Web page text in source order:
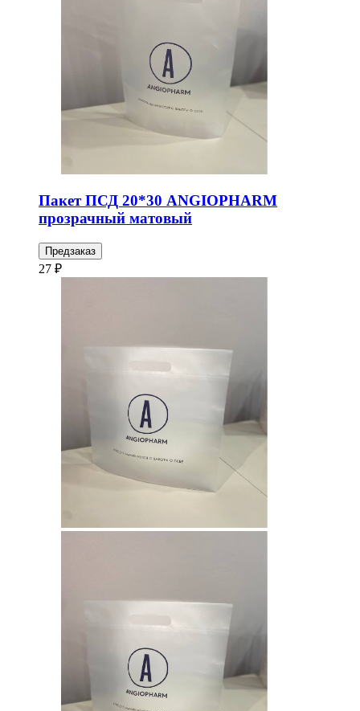
Пакет ПСД 20*30 ANGIOPHARM
прозрачный матовый
Предзаказ
27 ₽